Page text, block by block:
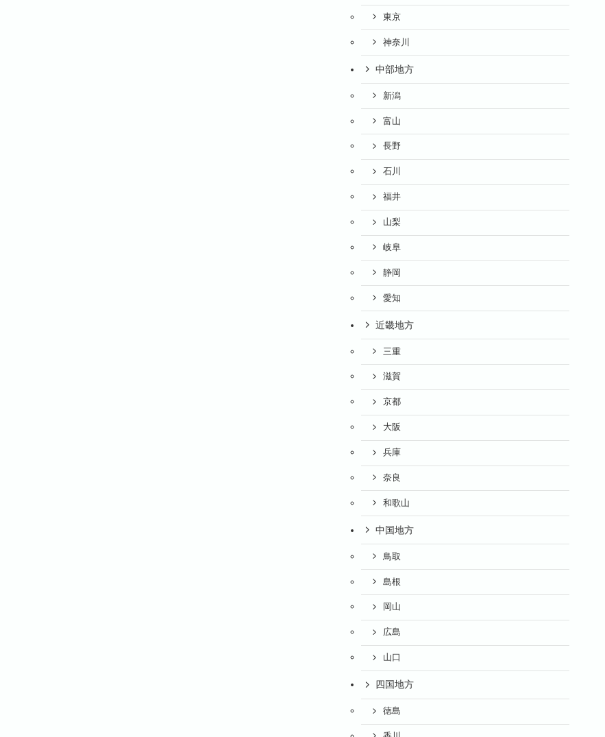
東京
神奈川
中部地方
新潟
富山
長野
石川
福井
山梨
岐阜
静岡
愛知
近畿地方
三重
滋賀
京都
大阪
兵庫
奈良
和歌山
中国地方
鳥取
島根
岡山
広島
山口
四国地方
徳島